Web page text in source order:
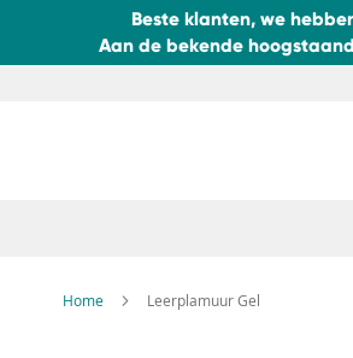
Beste klanten, we
Aan de bekende
Home Leerplamuur Gel